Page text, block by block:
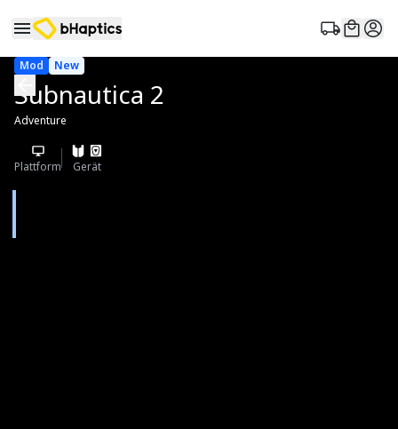
Mod New
Subnautica 2
Adventure
Plattform Gerät